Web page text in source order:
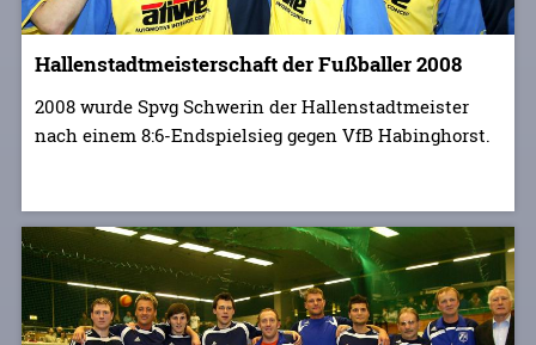
Hallenstadtmeisterschaft der Fußballer 2008
2008 wurde Spvg Schwerin der Hallenstadtmeister
nach einem 8:6-Endspielsieg gegen VfB Habinghorst.